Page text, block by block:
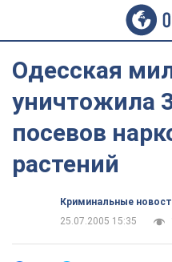
Одесская
уничтожила
посевов
растений
Криминальные
25.07.2005 15:35